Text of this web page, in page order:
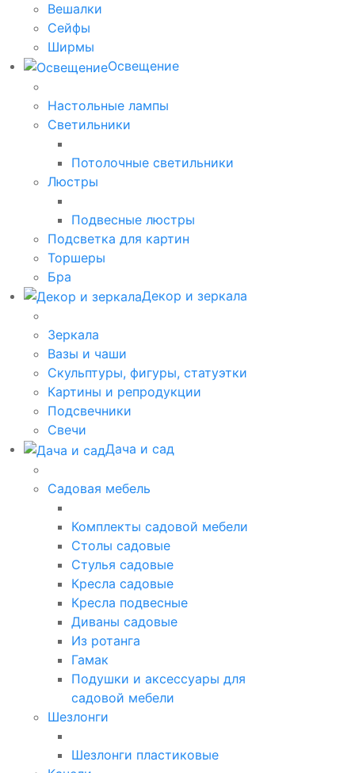
Вешалки
Сейфы
Ширмы
Освещение
Настольные лампы
Светильники
Потолочные светильники
Люстры
Подвесные люстры
Подсветка для картин
Торшеры
Бра
Декор и зеркала
Зеркала
Вазы и чаши
Скульптуры, фигуры, статуэтки
Картины и репродукции
Подсвечники
Свечи
Дача и сад
Садовая мебель
Комплекты садовой мебели
Столы садовые
Стулья садовые
Кресла садовые
Кресла подвесные
Диваны садовые
Из ротанга
Гамак
Подушки и аксессуары для
садовой мебели
Шезлонги
Шезлонги пластиковые